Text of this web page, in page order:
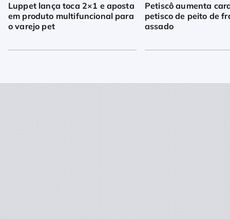
Luppet lança toca 2×1 e aposta
em produto multifuncional para
o varejo pet
Petiscô aumenta
petisco de peito de
assado